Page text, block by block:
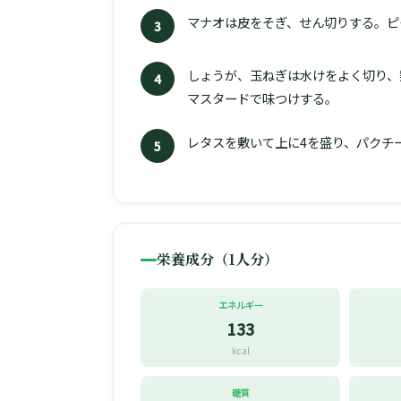
3 マナオは皮をそぎ、せん切りする。
4
しょうが、玉ねぎは水けをよく切り
マスタードで味つけする。
5 レタスを敷いて上に4を盛り、パクチ
栄養成分（1人分）
エネルギー
133
kcal
糖質